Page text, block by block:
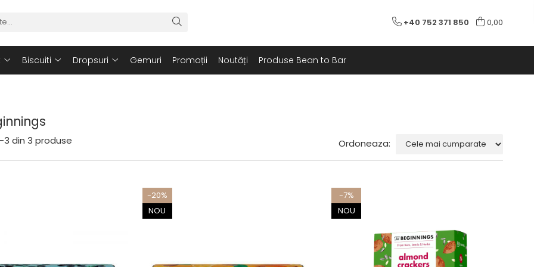
+40 752 371 850 0,00
Biscuiti Dropsuri Gemuri Promoții Noutăți Produse Bean to Bar
3 din 3 produse Ordoneaza:
-20%
NOU
-7%
NOU